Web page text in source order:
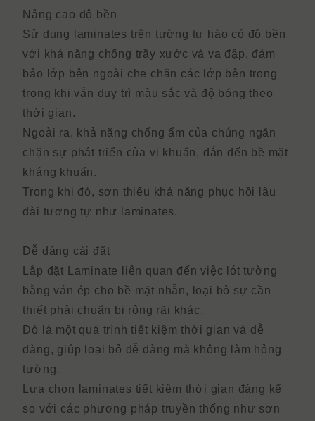
Nâng cao độ bền
Sử dụng laminates trên tường tự hào có độ bền
với khả năng chống trầy xước và va đập, đảm
bảo lớp bên ngoài che chắn các lớp bên trong
trong khi vẫn duy trì màu sắc và độ bóng theo
thời gian.
Ngoài ra, khả năng chống ẩm của chúng ngăn
chặn sự phát triển của vi khuẩn, dẫn đến bề mặt
kháng khuẩn.
Trong khi đó, sơn thiếu khả năng phục hồi lâu
dài tương tự như laminates.
Dễ dàng cài đặt
Lắp đặt Laminate liên quan đến việc lót tường
bằng ván ép cho bề mặt nhẵn, loại bỏ sự cần
thiết phải chuẩn bị rộng rãi khác.
Đó là một quá trình tiết kiệm thời gian và dễ
dàng, giúp loại bỏ dễ dàng mà không làm hỏng
tường.
Lựa chọn laminates tiết kiệm thời gian đáng kể
so với các phương pháp truyền thống như sơn